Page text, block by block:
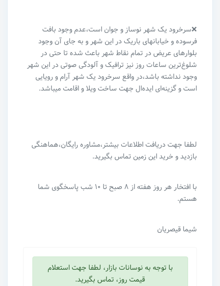
❌سرخرود یک شهر نوساز و جوان است،عدم وجود بافت
فرسوده و خیابانهای باریک در این شهر و به جای آن وجود
بلوارهای عریض در تمام نقاط شهر باعث شده تا حتی در
شلوغ‌ترین ساعات روز نیز ترافیک و آلودگی صوتی در این شهر
وجود نداشته باشد،در واقع سرخرود یک شهر آرام و رویایی
است و گزینه‌ای ایده‌ال جهت ساخت ویلا و اقامت میباشد.
لطفا جهت دریافت اطلاعات بیشتر،مشاوره رایگان،هماهنگی
بازدید و خرید این زمین تماس بگیرید.
با افتخار هر روز هفته از ۸ صبح تا ۱۰ شب پاسخگوی شما
هستم.
شیما قیصریان
با توجه به نوسانات بازار، لطفا جهت استعلام
قیمت روز، تماس بگیرید.